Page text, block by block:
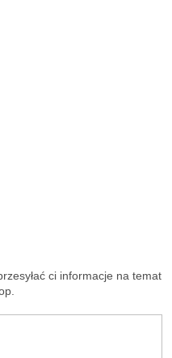
ci informacje na temat